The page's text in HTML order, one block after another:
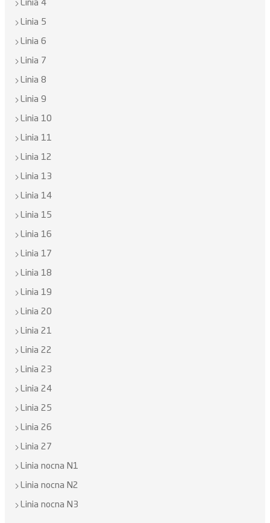
Linia 4
Linia 5
Linia 6
Linia 7
Linia 8
Linia 9
Linia 10
Linia 11
Linia 12
Linia 13
Linia 14
Linia 15
Linia 16
Linia 17
Linia 18
Linia 19
Linia 20
Linia 21
Linia 22
Linia 23
Linia 24
Linia 25
Linia 26
Linia 27
Linia nocna N1
Linia nocna N2
Linia nocna N3